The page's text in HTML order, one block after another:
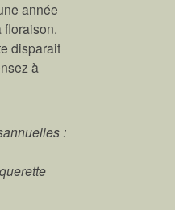
année
floraison.
disparait
à
: